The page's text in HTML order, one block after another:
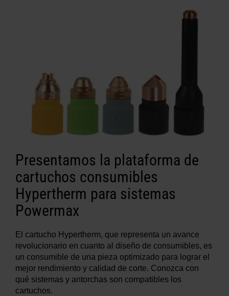
Presentamos la plataforma de
cartuchos consumibles
Hypertherm para sistemas
Powermax
El cartucho Hypertherm, que representa un avance
revolucionario en cuanto al diseño de consumibles, es
un consumible de una pieza optimizado para lograr el
mejor rendimiento y calidad de corte. Conozca con
qué sistemas y antorchas son compatibles los
cartuchos.